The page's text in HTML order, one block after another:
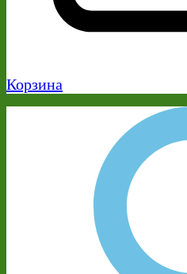
Корзина